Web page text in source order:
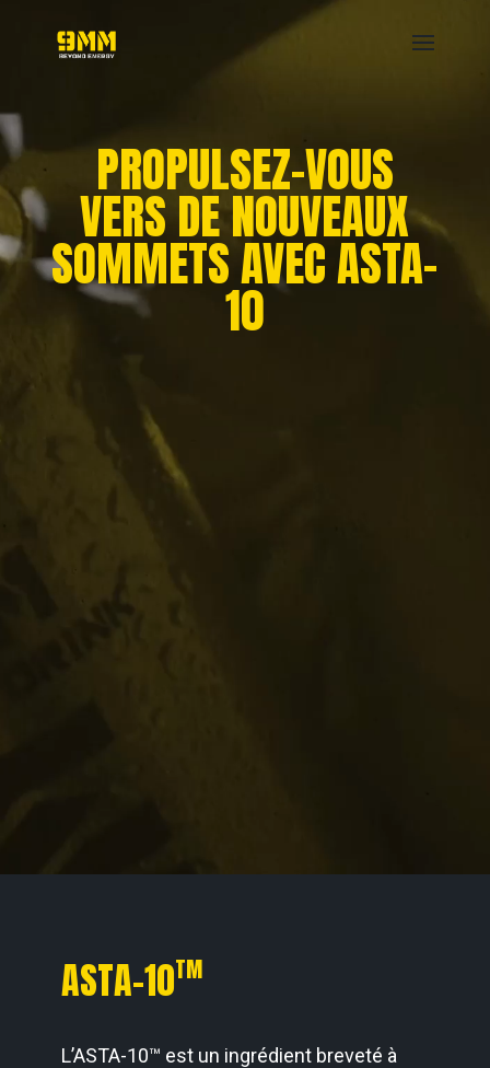
PROPULSEZ-VOUS
VERS DE NOUVEAUX
SOMMETS AVEC ASTA-
10
ASTA-10TM
L’ASTA-10™ est un ingrédient breveté à